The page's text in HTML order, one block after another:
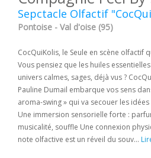
Sepctacle Olfactif
Pontoise - Val d'oise (95)
CocQuiKolis, le Seule en scène olfactif
Vous pensiez que les huiles
univers calmes, sages, déjà vus ?
Pauline Dumail embarque vos sens
aroma-swing » qui va secouer les
Une immersion sensorielle forte :
musicalité, souffle Une connexion
note olfactive est un réveil du souv...